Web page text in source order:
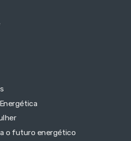
o futuro energético